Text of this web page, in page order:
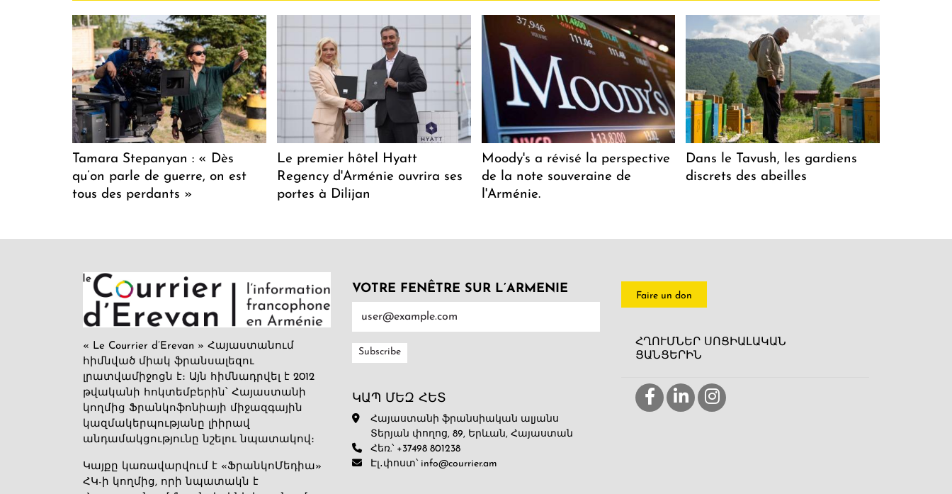
Tamara Stepanyan : « Dès
qu’on parle de guerre, on est
tous des perdants »
Le premier hôtel Hyatt
Regency d'Arménie ouvrira ses
portes à Dilijan
Moody's a révisé la perspective
de la note souveraine de
l'Arménie.
Dans le Tavush, les gardiens
discrets des abeilles
« Le Courrier d’Erevan » Հայաստանում
հիմնված միակ ֆրանսալեզու
լրատվամիջոցն է։ Այն հիմնադրվել է 2012
թվականի հոկտեմբերին՝ Հայաստանի
կողմից Ֆրանկոֆոնիայի միջազգային
կազմակերպությանը լիիրավ
անդամակցությունը նշելու նպատակով։
Կայքը կառավարվում է «ՖրանկոՄեդիա»
ՀԿ-ի կողմից, որի նպատակն է
VOTRE FENÊTRE SUR L’ARMENIE
ԿԱՊ ՄԵԶ ՀԵՏ
Հայաստանի ֆրանսիական ալյանս
Տերյան փողոց, 89, Երևան, Հայաստան
Հեռ.՝ +37498 801238
Էլ․փոստ՝ info@courrier.am
Faire un don
ՀՂՈՒՄՆԵՐ ՍՈՑԻԱԼԱԿԱՆ
ՑԱՆՑԵՐԻՆ